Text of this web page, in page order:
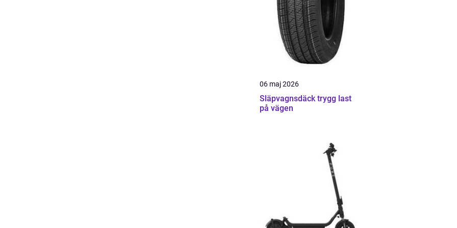
06 maj 2026
Släpvagnsdäck trygg last
på vägen